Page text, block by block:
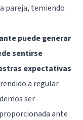
pareja, temiendo
puede generar
sentirse
expectativas
a regular
ser
ante